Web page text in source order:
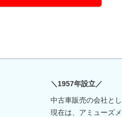
＼1957年設立／
中古車販売の会社と
現在は、アミューズ